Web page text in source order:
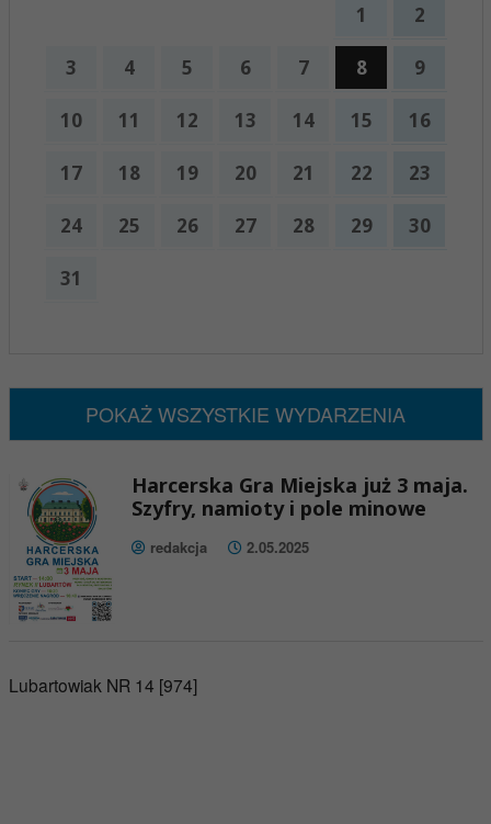
1 2
3 4 5 6 7 8 9
10 11 12 13 14 15 16
17 18 19 20 21 22 23
24 25 26 27 28 29 30
31
POKAŻ WSZYSTKIE WYDARZENIA
Harcerska Gra Miejska już 3 maja.
Szyfry, namioty i pole minowe
redakcja 2.05.2025
Lubartowiak NR 14 [974]